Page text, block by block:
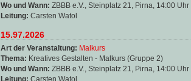
Wo und Wann: ZBBB e.V., Steinplatz 21, Pirna, 14:00 Uhr
Leitung: Carsten Watol
15.97.2026
Art der Veranstaltung: Malkurs
Thema: Kreatives Gestalten - Malkurs (Gruppe 2)
Wo und Wann: ZBBB e.V., Steinplatz 21, Pirna, 14:00 Uhr
Leitung: Carsten Watol